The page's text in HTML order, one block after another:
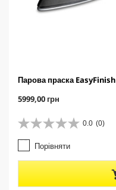
Парова праска EasyFinish
C
r
r
e
n
t
p
r
5999,00 грн
0.0 (0)
0
.
0
з
з
Порівняти